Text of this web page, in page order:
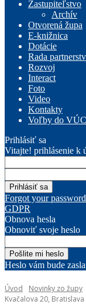
Zastupiteľstvo
Archív
Otvorená župa
E-knižnica
Dotácie
Rada
Rozvoj
Interact
Foto
Video
Kontakty
Voľby do
Prihlásiť sa
Vitajte! prihlásenie k
Forgot your
GDPR
Obnova hesla
Obnoviť svoje heslo
Heslo vám bude
Úvod Novinky zo župy
Kvačalova 20, Bratislava